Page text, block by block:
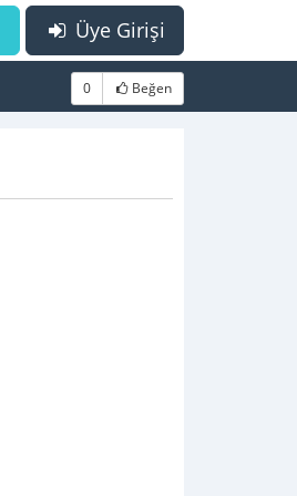
Üye Girişi
0 Beğen